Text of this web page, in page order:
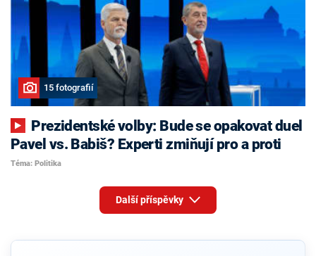
15 fotografií
Pavel vs. Babiš? Experti zmiňují pro a proti
Téma: Politika
Další příspěvky